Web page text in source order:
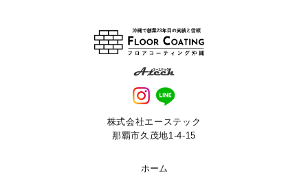
株式会社エーステック
那覇市久茂地1-4-15
ホーム